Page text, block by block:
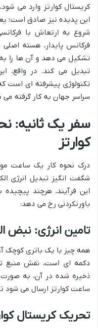
کریستال کوارتز وارد می
این پدیده نیز صادق است؛
شروع به ارتعاش با
فرکانس پایدار، هسته
تشکیل می دهد و آن ها را
تبدیل می کند. در واقع،
تکنولوژی پیشرفته ای است
سراسر جهان به کار گرفته می
سفر یک ثانیه:
کوارتز
درک نحوه کار یک ساعت
شگفت انگیز تبدیل انرژی
این فرآیند، هرچند
باورنکردنی رخ می دهد:
تامین انرژی: نبض
همه چیز با یک باتری کوچک
دکمه ای است، نقش منبع
ذخیره شده در آن، به صورت
ساعت کوارتز ارسال می شود
تحریک کریستال